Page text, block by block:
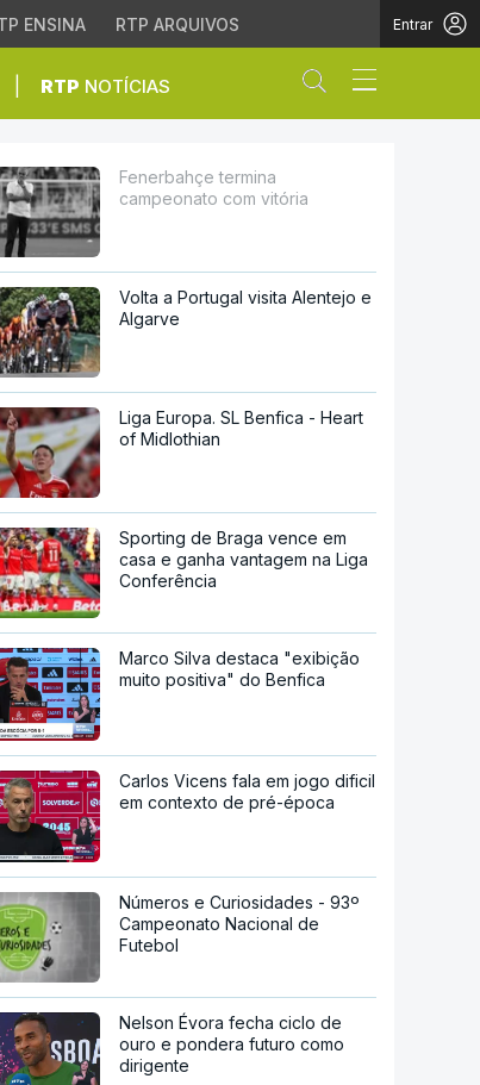
ENSINA RTP ARQUIVOS Entrar
RTP NOTÍCIAS Abrir campo
Fenerbahçe termina
campeonato com vitória
Volta a Portugal visita Alentejo e
Algarve
Liga Europa. SL Benfica - Heart
of Midlothian
Sporting de Braga vence em
casa e ganha vantagem na Liga
Conferência
Marco Silva destaca "exibição
muito positiva" do Benfica
Carlos Vicens fala em jogo dificil
em contexto de pré-época
Números e Curiosidades - 93º
Campeonato Nacional de
Futebol
Nelson Évora fecha ciclo de
ouro e pondera futuro como
dirigente